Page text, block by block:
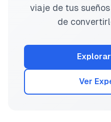
viaje de tus
de
Ver